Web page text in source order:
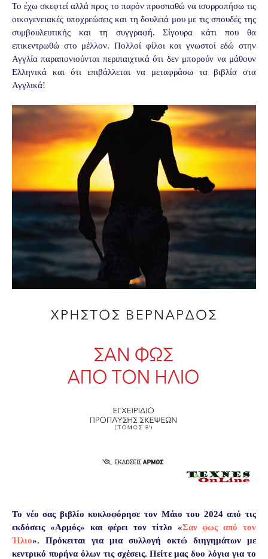
Το έχω σκεφτεί αλλά προς το παρόν προσπαθώ να ισορροπήσω τις
οικογενειακές υποχρεώσεις και τη δουλειά μου με τις σπουδές της
συμβουλευτικής και τη συγγραφή. Σίγουρα κάτι που θα
επικεντρωθώ στο μέλλον. Πολλοί φίλοι και γνωστοί εδώ στην
Αγγλία παραπονιούνται περιπαιχτικά ότι δεν μπορούν να μάθουν
Ελληνικά και ότι επιβάλλεται να μεταφράσω τα βιβλία στα
Αγγλικά!
Το νέο σας βιβλίο κυκλοφόρησε τον Μάιο του 2024 από τις
εκδόσεις «Αρμός» και φέρει τον τίτλο «Σαν φως από τον
Ήλιο». Πρόκειται για μια συλλογή οκτώ διηγημάτων με
κεντρικό πυρήνα όλων τις σχέσεις. Πείτε μας δυο λόγια για το